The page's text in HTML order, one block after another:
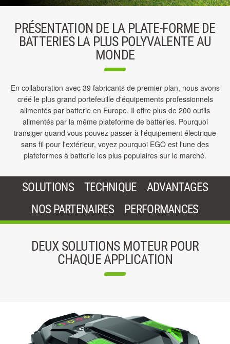
PRÉSENTATION DE LA PLATE-FORME DE
BATTERIES LA PLUS POLYVALENTE AU
MONDE
En collaboration avec 39 fabricants de premier plan, nous avons
créé le plus grand portefeuille d'équipements professionnels
alimentés par batterie en Europe. Il offre plus de 200 outils
alimentés par la même plateforme de batteries. Pourquoi
transiger quand vous pouvez passer à l'équipement électrique
sans fil pour l'extérieur, voyez pourquoi EGO est l'une des
plateformes à batterie les plus populaires sur le marché.
SOLUTIONS TECHNIQUE
ADVANTAGES
NOS PARTENAIRES
PERFORMANCES
DEUX SOLUTIONS MOTEUR POUR
CHAQUE APPLICATION